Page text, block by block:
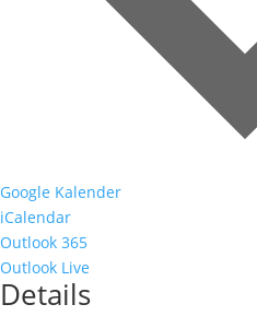
Google Kalender
iCalendar
Outlook 365
Outlook Live
Details